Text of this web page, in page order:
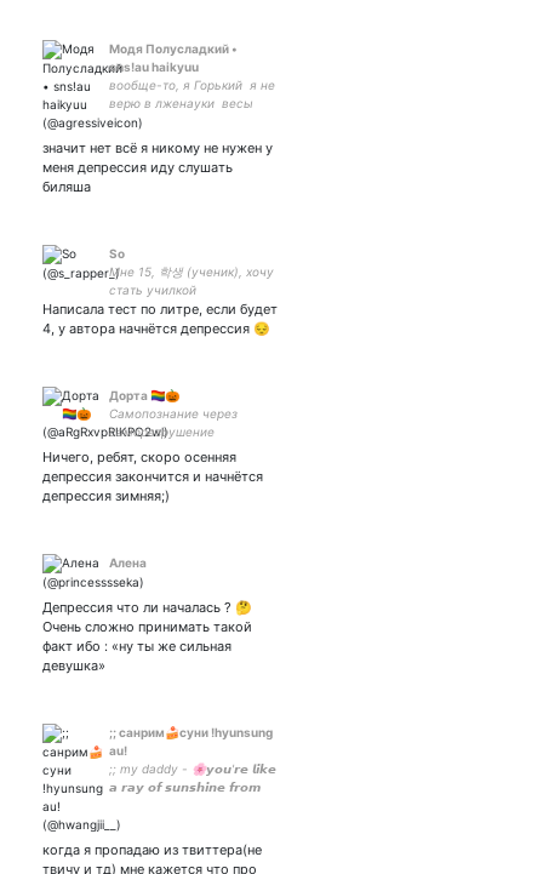
Модя Полусладкий •
sns!au haikyuu
вообще-то, я Горький ㅤ я не
верю в лженауки ㅤ весы ㅤ
люблю самоиронию и
списки одинокий
вебкаменьщикㅤ
значит нет всё я никому не нужен у
меня депрессия иду слушать
биляша
So
Мне 15, 학생 (ученик), хочу
стать училкой
английского, рэпер -
дебютировала ✌️
Написала тест по литре, если будет
4, у автора начнётся депрессия 😔
Дорта 🏳️‍🌈🎃
Самопознание через
саморазрушение
#Взаимная
Ничего, ребят, скоро осенняя
депрессия закончится и начнётся
депрессия зимняя;)
Алена
Депрессия что ли началась ? 🤔
Очень сложно принимать такой
факт ибо : «ну ты же сильная
девушка»
;; санрим🍰суни !hyunsung
au!
;; my daddy - 🌸𝙮𝙤𝙪'𝙧𝙚 𝙡𝙞𝙠𝙚
𝙖 𝙧𝙖𝙮 𝙤𝙛 𝙨𝙪𝙣𝙨𝙝𝙞𝙣𝙚 𝙛𝙧𝙤𝙢
𝙝𝙮𝙪𝙣𝙟𝙞𝙣🌸
когда я пропадаю из твиттера(не
твичу и тд) мне кажется что про